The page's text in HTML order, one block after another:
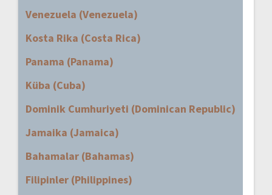
Venezuela (Venezuela)
Kosta Rika (Costa Rica)
Panama (Panama)
Küba (Cuba)
Dominik Cumhuriyeti (Dominican Republic)
Jamaika (Jamaica)
Bahamalar (Bahamas)
Filipinler (Philippines)